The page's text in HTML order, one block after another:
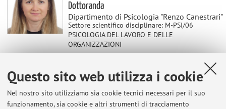
Questo sito web utilizza i cookie
Nel nostro sito utilizziamo sia cookie tecnici necessari per il suo
funzionamento, sia cookie e altri strumenti di tracciamento
Dottoranda
Dipartimento di Psicologia "Renzo Canestrari"
Settore scientifico disciplinare: M-PSI/06
PSICOLOGIA DEL LAVORO E DELLE
ORGANIZZAZIONI
Avvisi
Al momento non sono presenti avvisi.